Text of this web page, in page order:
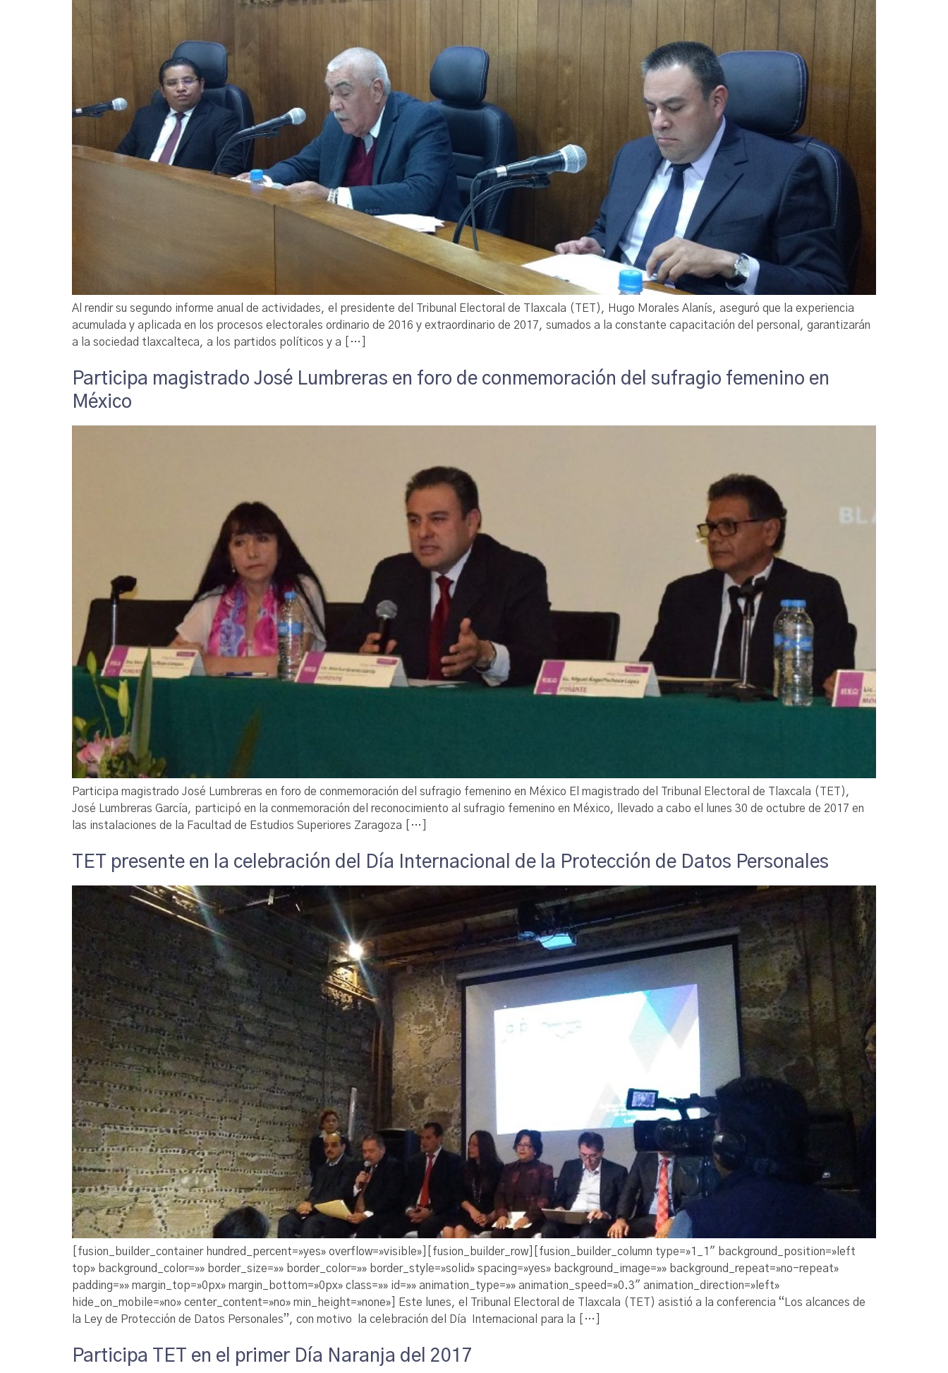
Al rendir su segundo informe anual de actividades, el presidente del Tribunal Electoral de Tlaxcala (TET), Hugo Morales Alanís, aseguró que la experiencia
acumulada y aplicada en los procesos electorales ordinario de 2016 y extraordinario de 2017, sumados a la constante capacitación del personal, garantizarán
a la sociedad tlaxcalteca, a los partidos políticos y a […]
Participa magistrado José Lumbreras en foro de conmemoración del sufragio femenino en
México
Participa magistrado José Lumbreras en foro de conmemoración del sufragio femenino en México El magistrado del Tribunal Electoral de Tlaxcala (TET),
José Lumbreras García, participó en la conmemoración del reconocimiento al sufragio femenino en México, llevado a cabo el lunes 30 de octubre de 2017 en
las instalaciones de la Facultad de Estudios Superiores Zaragoza […]
TET presente en la celebración del Día Internacional de la Protección de Datos Personales
[fusion_builder_container hundred_percent=»yes» overflow=»visible»][fusion_builder_row][fusion_builder_column type=»1_1″ background_position=»left
top» background_color=»» border_size=»» border_color=»» border_style=»solid» spacing=»yes» background_image=»» background_repeat=»no-repeat»
padding=»» margin_top=»0px» margin_bottom=»0px» class=»» id=»» animation_type=»» animation_speed=»0.3″ animation_direction=»left»
hide_on_mobile=»no» center_content=»no» min_height=»none»] Este lunes, el Tribunal Electoral de Tlaxcala (TET) asistió a la conferencia “Los alcances de
la Ley de Protección de Datos Personales”, con motivo la celebración del Día Internacional para la […]
Participa TET en el primer Día Naranja del 2017